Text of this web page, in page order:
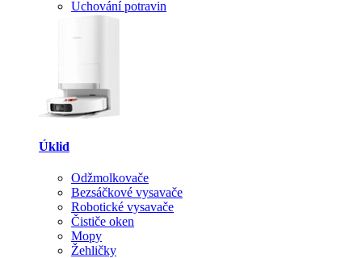
Uchování potravin
Úklid
Odžmolkovače
Bezsáčkové vysavače
Robotické vysavače
Čističe oken
Mopy
Žehličky